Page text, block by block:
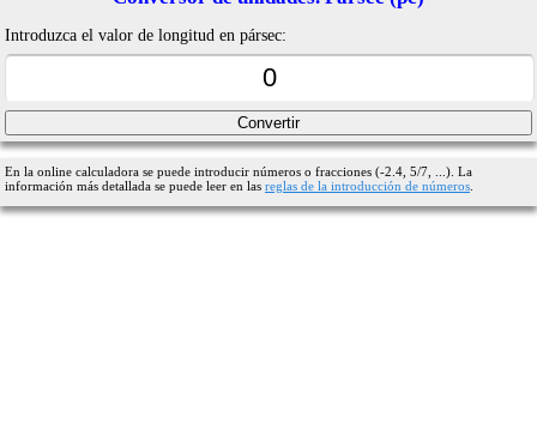
Introduzca el valor de longitud en pársec:
En la online calculadora se puede introducir números o fracciones (-2.4, 5/7, ...). La
información más detallada se puede leer en las reglas de la introducción de números